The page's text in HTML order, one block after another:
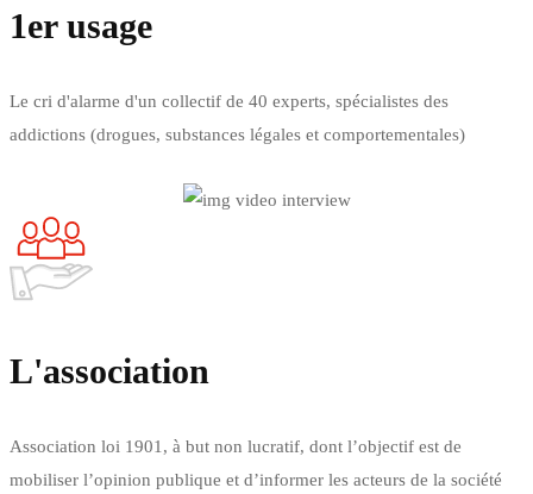
1er usage
Le cri d'alarme d'un collectif de 40 experts, spécialistes des
addictions (drogues, substances légales et comportementales)
L'association
Association loi 1901, à but non lucratif, dont l’objectif est de
mobiliser l’opinion publique et d’informer les acteurs de la société